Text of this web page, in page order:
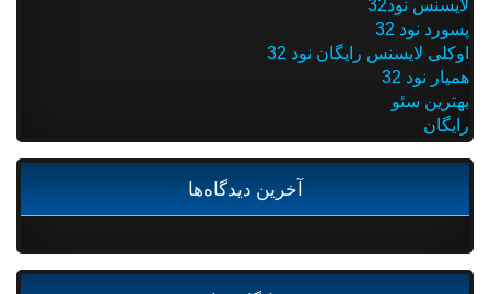
لایسنس نود32
پسورد نود 32
اوکلی لایسنس رایگان نود 32
همیار نود 32
بهترین سئو
رایگان
آخرین دیدگاه‌ها